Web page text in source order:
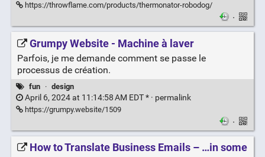
https://throwflame.com/products/thermonator-robodog/
·
Grumpy Website - Machine à laver
Parfois, je me demande comment se passe le
processus de création.
fun · design
April 6, 2024 at 11:14:58 AM EDT * · permalink
https://grumpy.website/1509
·
How to Translate Business Emails – …in some